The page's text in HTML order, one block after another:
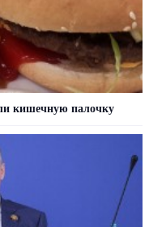
кишечную палочку